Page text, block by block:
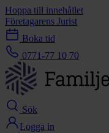
Hoppa till innehållet
Företagarens Jurist
Boka tid
0771-77 10 70
Sök
Logga in